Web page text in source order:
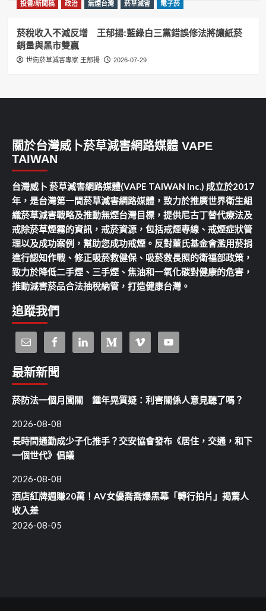
投書/新聞稿 政治 無煙台灣 菸草減害 電子菸
菸稅收入不減反增 王郁揚:藍綠白三黨錯誤修法將讓紙菸
銷量與黑市雙贏
世衛菸草減害專家 王郁揚 2026-07-29
關於台灣威卜菸草減害網路媒體 VAPE
TAIWAN
台灣威卜 菸草減害網路媒體(VAPE TAIWAN Inc.) 成立於2017
年，是台灣第一間菸草減害網路媒體，致力於推廣世界衛生組
織菸草減害戰略及推動無煙台灣目標，提供尼古丁替代療法及
戒除菸草煙霧的資訊，戒菸資源，包括戒煙專線、戒煙症狀管
理以及成功案例，幫助您成功戒煙。反對董氏基金會濫用菸捐
進行認知作戰、修正吸菸救健保、吸菸救長照的衛福部政策，
致力於降低二手煙、三手煙、焦油和一氧化碳對健康的危害，
推動減害菸品合法抽稅納管，打造健康台灣。
追蹤我們
最新新聞
菸防法一個月闖關 鍾年晃質疑：利害關係人意見聽了嗎？
2026-08-08
長時間通勤成少子化推手？交安協會發布《居住，交通，和下
一個世代》倡議
2026-08-08
酒店紅牌週賺20萬！AV女優喬喬爆黑幕「轉行拍片」揭驚人
收入差
2026-08-05